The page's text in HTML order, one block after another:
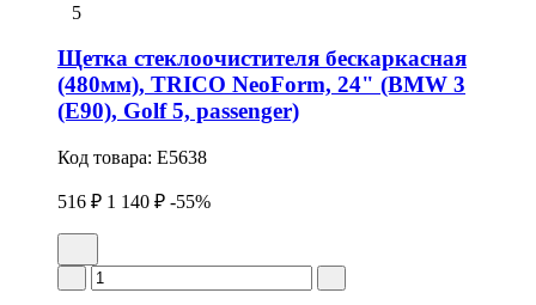
5
Щетка стеклоочистителя бескаркасная
(480мм), TRICO NeoForm, 24" (BMW 3
(E90), Golf 5, passenger)
Код товара: E5638
516 ₽ 1 140 ₽ -55%